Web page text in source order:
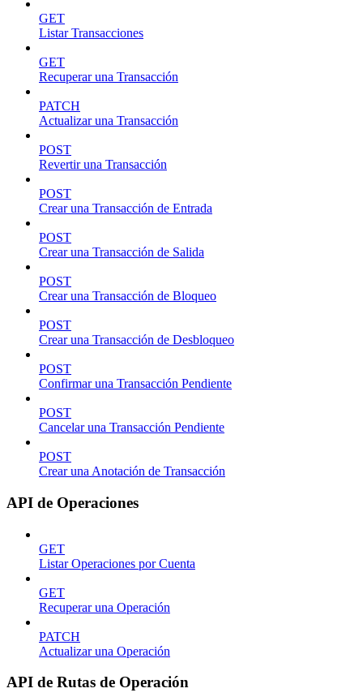
GET
Listar Transacciones
GET
Recuperar una Transacción
PATCH
Actualizar una Transacción
POST
Revertir una Transacción
POST
Crear una Transacción de Entrada
POST
Crear una Transacción de Salida
POST
Crear una Transacción de Bloqueo
POST
Crear una Transacción de Desbloqueo
POST
Confirmar una Transacción Pendiente
POST
Cancelar una Transacción Pendiente
POST
Crear una Anotación de Transacción
API de Operaciones
GET
Listar Operaciones por Cuenta
GET
Recuperar una Operación
PATCH
Actualizar una Operación
API de Rutas de Operación